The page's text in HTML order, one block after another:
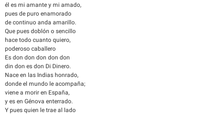
él es mi amante y mi amado,
pues de puro enamorado
de continuo anda amarillo.
Que pues doblón o sencillo
hace todo cuanto quiero,
poderoso caballero
Es don don don don don
din don es don Di Dinero.
Nace en las Indias honrado,
donde el mundo le acompaña;
viene a morir en España,
y es en Génova enterrado.
Y pues quien le trae al lado